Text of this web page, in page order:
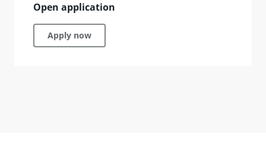
Open application
Apply now